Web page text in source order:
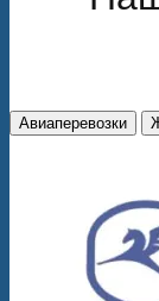
Авиаперевозки